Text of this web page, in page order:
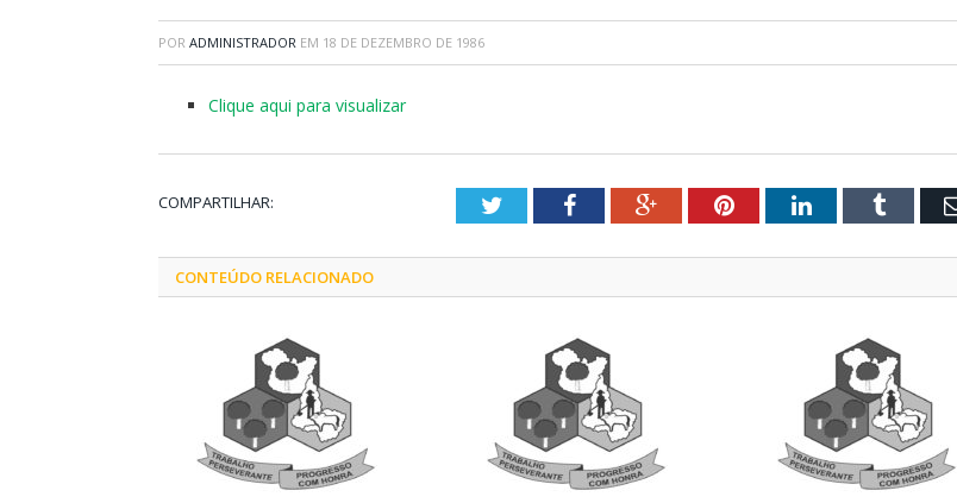
POR ADMINISTRADOR EM 18 DE DEZEMBRO DE 1986
Clique aqui para visualizar
COMPARTILHAR: TwitterFacebookGoogle+PinterestLinkedInTumblr
CONTEÚDO RELACIONADO